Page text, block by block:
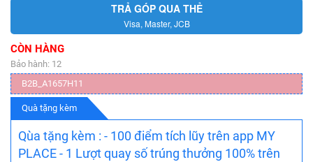
TRẢ GÓP QUA THẺ
Visa, Master, JCB
CÒN HÀNG
Bảo hành: 12
B2B_A1657H11
Quà tặng kèm
Qùa tặng kèm : - 100 điểm tích lũy trên app MY
PLACE - 1 Lượt quay số trúng thưởng 100% trên